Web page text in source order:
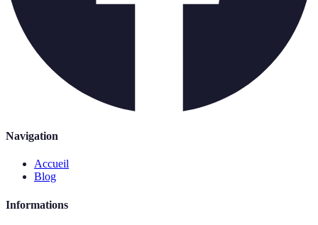
Navigation
Accueil
Blog
Informations